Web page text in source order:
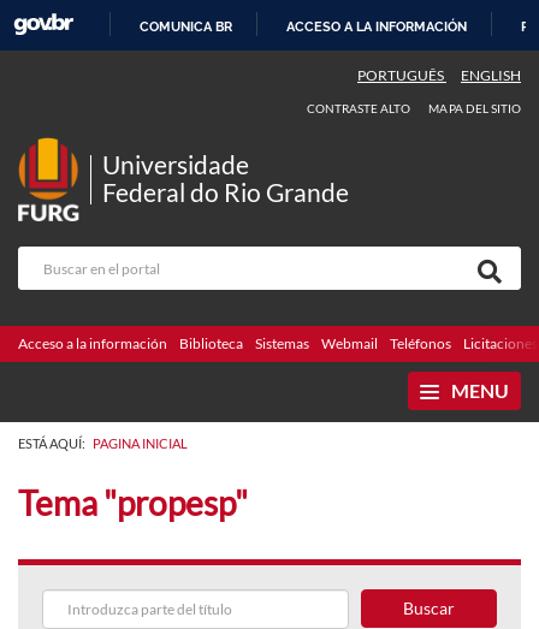
CONTENIDO
COMUNICA BR ACCESO A LA INFORMACIÓN
PORTUGUÊS ENGLISH
CONTRASTE ALTO MAPA DEL SITIO
Universidade
Federal do Rio Grande
Acceso a la información Biblioteca Sistemas Webmail Teléfonos Licitaciones
MENU
ESTÁ AQUÍ: PAGINA INICIAL
Tema "propesp"
Buscar